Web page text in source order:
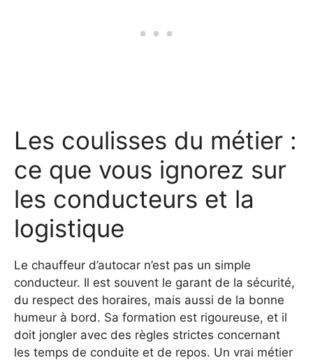
Les coulisses du métier :
ce que vous ignorez sur
les conducteurs et la
logistique
Le chauffeur d’autocar n’est pas un simple
conducteur. Il est souvent le garant de la sécurité,
du respect des horaires, mais aussi de la bonne
humeur à bord. Sa formation est rigoureuse, et il
doit jongler avec des règles strictes concernant
les temps de conduite et de repos. Un vrai métier